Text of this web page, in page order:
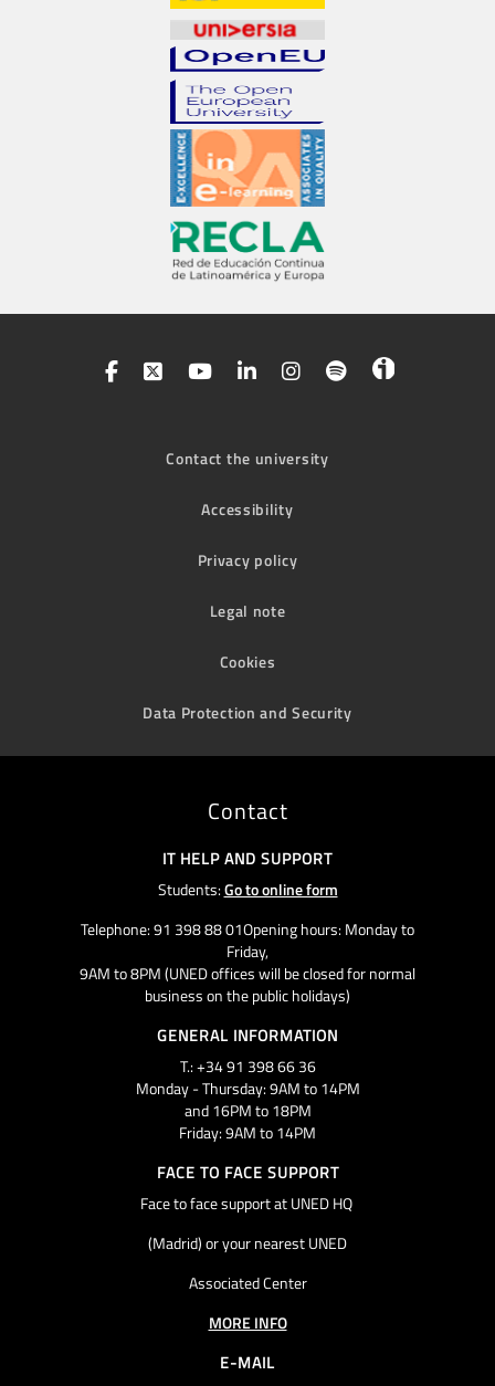
Contact the university
Accessibility
Privacy policy
Legal note
Cookies
Data Protection and Security
Contact
IT HELP AND SUPPORT
Students:Go to online form
Telephone: 91 398 88 01Opening hours: Monday to
Friday,
9AM to 8PM (UNED offices will be closed for normal
business on the public holidays)
GENERAL INFORMATION
T.: +34 91 398 66 36
Monday - Thursday: 9AM to 14PM
and 16PM to 18PM
Friday: 9AM to 14PM
FACE TO FACE SUPPORT
Face to face support at UNED HQ
(Madrid) or your nearest UNED
Associated Center
MORE INFO
E-MAIL